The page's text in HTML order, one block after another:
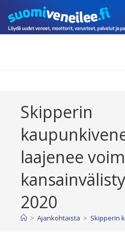
suoraan
sisältöön
Skipperin
laajenee
2020
> Ajankohtaista > Skipperin